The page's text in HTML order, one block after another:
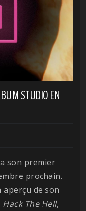
STUDIO EN
son premier
prochain.
de son
Hack The Hell,